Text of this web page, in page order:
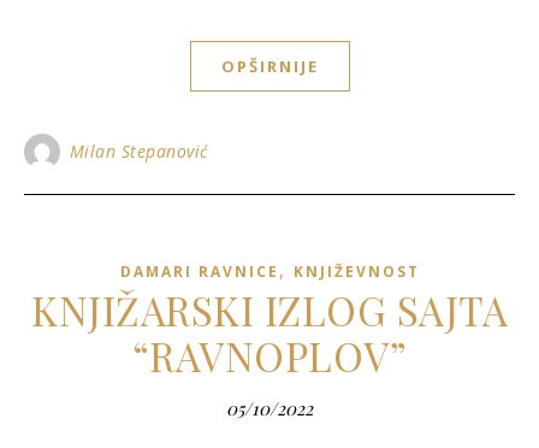
OPŠIRNIJE
Milan Stepanović
DAMARI RAVNICE , KNJIŽEVNOST
KNJIŽARSKI IZLOG SAJTA
“RAVNOPLOV”
05/10/2022